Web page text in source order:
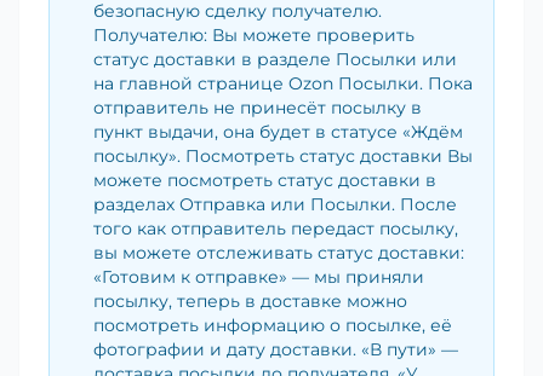
безопасную сделку получателю.
Получателю: Вы можете проверить
статус доставки в разделе Посылки или
на главной странице Ozon Посылки. Пока
отправитель не принесёт посылку в
пункт выдачи, она будет в статусе «Ждём
посылку». Посмотреть статус доставки Вы
можете посмотреть статус доставки в
разделах Отправка или Посылки. После
того как отправитель передаст посылку,
вы можете отслеживать статус доставки:
«Готовим к отправке» — мы приняли
посылку, теперь в доставке можно
посмотреть информацию о посылке, её
фотографии и дату доставки. «В пути» —